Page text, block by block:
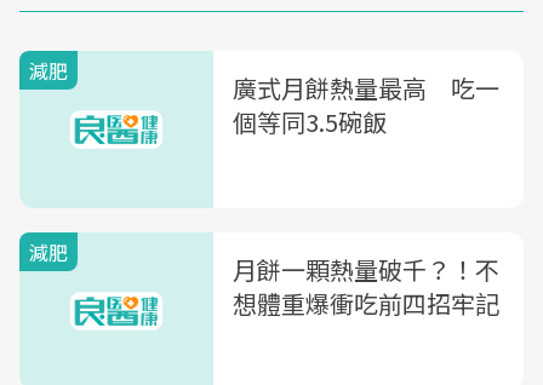
減肥
廣式月餅熱量最高 吃一
個等同3.5碗飯
減肥
月餅一顆熱量破千？！不
想體重爆衝吃前四招牢記